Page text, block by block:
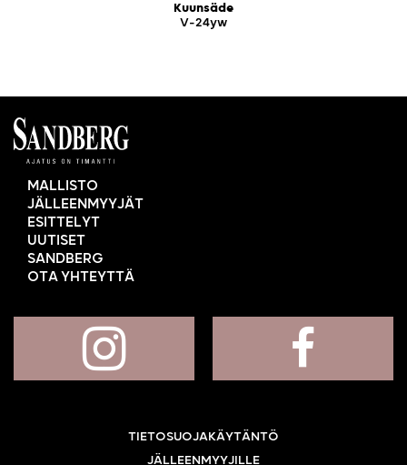
Kuunsäde
V-24yw
MALLISTO
JÄLLEENMYYJÄT
ESITTELYT
UUTISET
SANDBERG
OTA YHTEYTTÄ
TIETOSUOJAKÄYTÄNTÖ
JÄLLEENMYYJILLE